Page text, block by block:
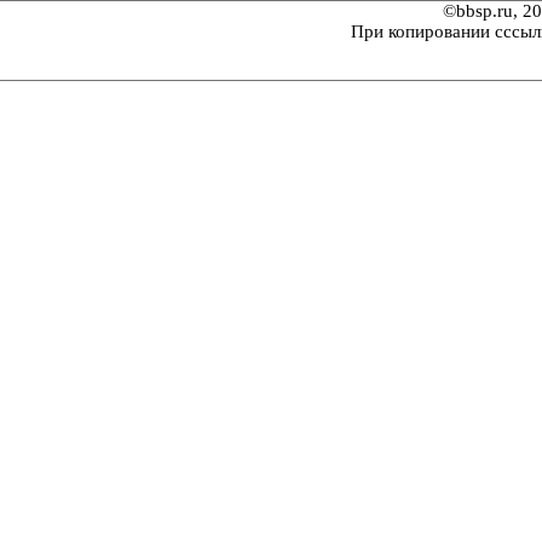
©bbsp.ru,
При копировании